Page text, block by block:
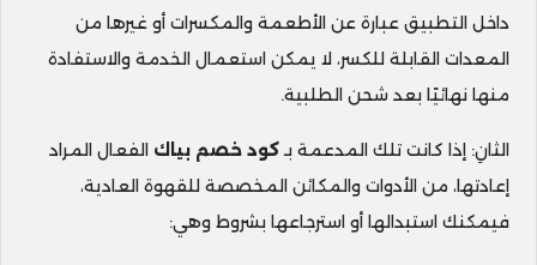
داخل التطبيق عبارة عن الأطعمة والمكسرات أو غيرها من
المعدات القابلة للكسر، لا يمكن استعمال الخدمة والاستفادة
منها نهائيًا بعد شحن الطلبية.
الثانِ: إذا كانت تلك المدعمة بـكود خصم بياك الفعال المراد
إعادتها، من الأدوات والمكائن المخصصة للقهوة العادية،
فيمكنك استبدالها أو استرجاعها بشروط وهي: